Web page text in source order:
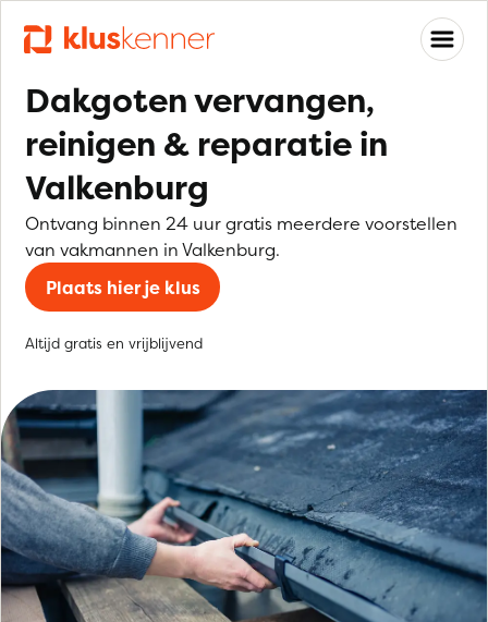
Dakgoten vervangen,
reinigen & reparatie in
Valkenburg
Ontvang binnen 24 uur gratis meerdere voorstellen
van vakmannen in Valkenburg.
Plaats hier je klus
Altijd gratis en vrijblijvend